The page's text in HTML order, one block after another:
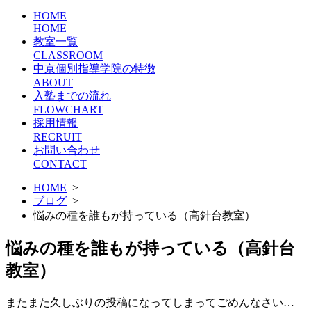
HOME
HOME
教室一覧
CLASSROOM
中京個別指導学院の特徴
ABOUT
入塾までの流れ
FLOWCHART
採用情報
RECRUIT
お問い合わせ
CONTACT
HOME >
ブログ >
悩みの種を誰もが持っている（高針台教室）
悩みの種を誰もが持っている（高針台
教室）
またまた久しぶりの投稿になってしまってごめんなさい…